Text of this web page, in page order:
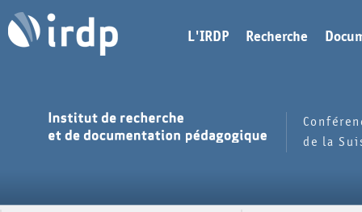
L'IRDP Recherche
de la